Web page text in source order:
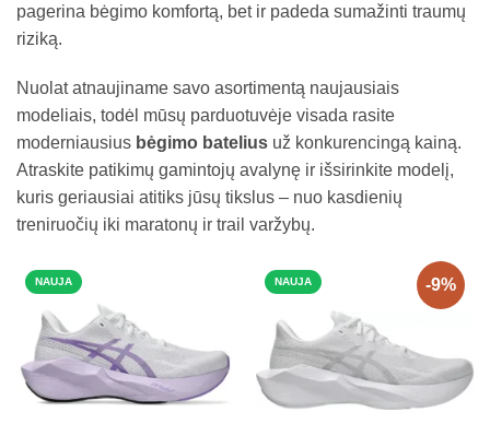
pagerina bėgimo komfortą, bet ir padeda sumažinti traumų
riziką.
Nuolat atnaujiname savo asortimentą naujausiais
modeliais, todėl mūsų parduotuvėje visada rasite
moderniausius bėgimo batelius už konkurencingą kainą.
Atraskite patikimų gamintojų avalynę ir išsirinkite modelį,
kuris geriausiai atitiks jūsų tikslus – nuo kasdienių
treniruočių iki maratonų ir trail varžybų.
NAUJA -9%
NAUJA